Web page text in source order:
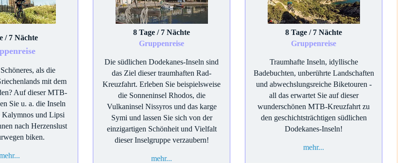
/ 7 Nächte
als die
mit dem
Auf dieser MTB-
Sie u. a. die Inseln
Kalymnos und Lipsi
nach Herzenslust
biken.
8 Tage / 7 Nächte
Gruppenreise
Die südlichen Dodekanes-Inseln sind
das Ziel dieser traumhaften Rad-
Kreuzfahrt. Erleben Sie beispielsweise
die Sonneninsel Rhodos, die
Vulkaninsel Nissyros und das karge
Symi und lassen Sie sich von der
einzigartigen Schönheit und Vielfalt
dieser Inselgruppe verzaubern!
mehr...
8 Tage / 7 Nächte
Gruppenreise
Traumhafte Inseln, idyllische
Badebuchten, unberührte Landschaften
und abwechslungsreiche Biketouren -
all das erwartet Sie auf dieser
wunderschönen MTB-Kreuzfahrt zu
den geschichtsträchtigen südlichen
Dodekanes-Inseln!
mehr...